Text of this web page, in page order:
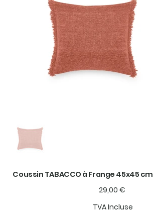
Coussin TABACCO à Frange 45x45 cm
Prix
29,00 €
TVA Incluse